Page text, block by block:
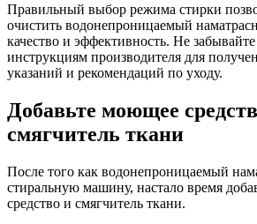
Правильный выбор режима стирки
очистить водонепроницаемый
качество и эффективность. Не
инструкциям производителя для
указаний и рекомендаций по уходу.
Добавьте моющее
смягчитель ткани
После того как водонепроницаемый
стиральную машину, настало время
средство и смягчитель ткани.